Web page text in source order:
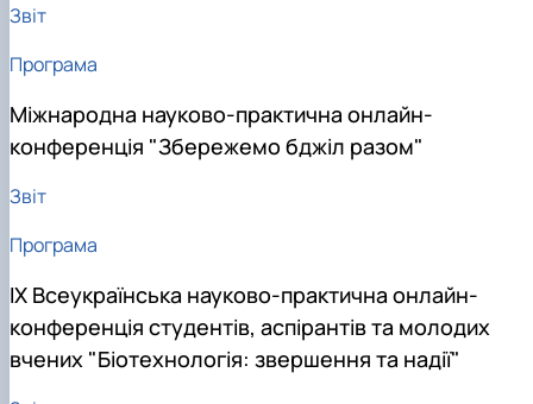
Звіт
Програма
Міжнародна науково-практична онлайн-
конференція "Збережемо бджіл разом"
Звіт
Програма
ІХ Всеукраїнська науково-практична онлайн-
конференція студентів, аспірантів та молодих
вчених "Біотехнологія: звершення та надії"